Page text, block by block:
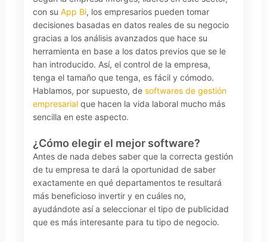
con su App Bi, los empresarios pueden tomar
decisiones basadas en datos reales de su negocio
gracias a los análisis avanzados que hace su
herramienta en base a los datos previos que se le
han introducido. Así, el control de la empresa,
tenga el tamaño que tenga, es fácil y cómodo.
Hablamos, por supuesto, de softwares de gestión
empresarialque hacen la vida laboral mucho más
sencilla en este aspecto.
¿Cómo elegir el mejor software?
Antes de nada debes saber que la correcta gestión
de tu empresa te dará la oportunidad de saber
exactamente en qué departamentos te resultará
más beneficioso invertir y en cuáles no,
ayudándote así a seleccionar el tipo de publicidad
que es más interesante para tu tipo de negocio.